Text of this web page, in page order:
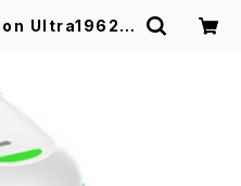
Ultra1962h